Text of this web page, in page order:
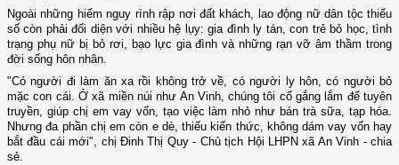
Ngoài những hiểm nguy rình rập nơi đất khách, lao động nữ dân tộc thiểu
số còn phải đối diện với nhiều hệ lụy: gia đình ly tán, con trẻ bỏ học, tình
trạng phụ nữ bị bỏ rơi, bạo lực gia đình và những rạn vỡ âm thầm trong
đời sống hôn nhân.
"Có người đi làm ăn xa rồi không trở về, có người ly hôn, có người bỏ
mặc con cái. Ở xã miền núi như An Vinh, chúng tôi cố gắng lắm để tuyên
truyền, giúp chị em vay vốn, tạo việc làm nhỏ như bán trà sữa, tạp hóa.
Nhưng đa phần chị em còn e dè, thiếu kiến thức, không dám vay vốn hay
bắt đầu cái mới", chị Đinh Thị Quy - Chủ tịch Hội LHPN xã An Vinh - chia
sẻ.